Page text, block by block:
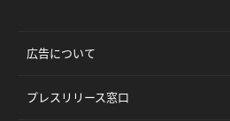
広告について
プレスリリース窓口